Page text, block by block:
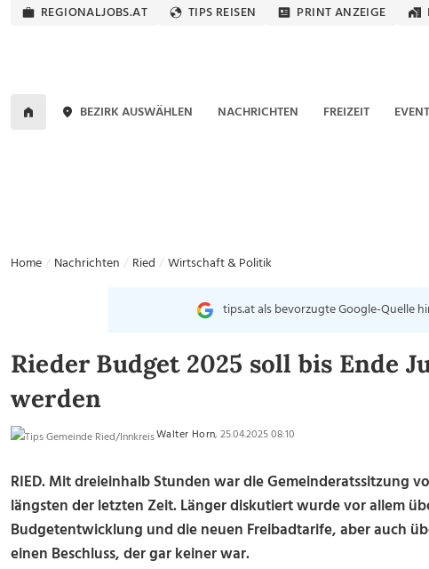
REGIONALJOBS.AT TIPS REISEN PRINT ANZEIGE
BEZIRK AUSWÄHLEN NACHRICHTEN FREIZEIT
Home Nachrichten Ried Wirtschaft & Politik
tips.at als bevorzugte Google-Quelle
Rieder Budget 2025 soll bis Ende
werden
Walter Horn, 25.04.2025 08:10
RIED.Mit dreieinhalb Stunden war die Gemeinderatssitzung
längsten der letzten Zeit. Länger diskutiert wurde vor allem
Budgetentwicklung und die neuen Freibadtarife, aber auch
einen Beschluss, der gar keiner war.